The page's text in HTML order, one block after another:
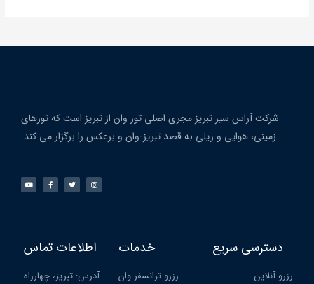
شرکت آراس سیر تبریز مجری اصلی تور وان از تبریز است که تورهای
زمینی، هوایی و ریلی به قصد تبریز-وان و برعکس را برگزار می کند.
دسترسی سریع
رزرو آنلاین
خدمات
رزرو ترانسفر وان
اطلاعات تماس
آدرس: تبریز، چهارراه